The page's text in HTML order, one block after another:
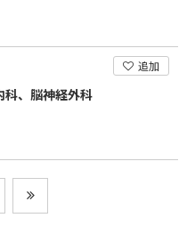
追加
科、脳神経外科